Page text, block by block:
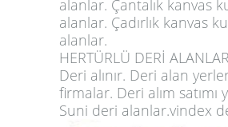
alanlar. Çantalık kanvas
alanlar. Çadırlık kanvas
alanlar.
HERTÜRLÜ DERİ
Deri alınır. Deri alan
firmalar. Deri alım satımı
Suni deri alanlar.vindex